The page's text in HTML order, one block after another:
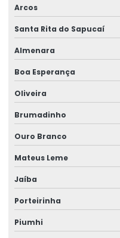
Gestão de ergonomia
Gestão de ntep
Gestão de segurança e
Higiene do trabalho
Higiene ocupacional
Higiene e segurança do
Higiene e segurança no
Impugnação de laudo de
Arcos
Santa Rita do Sapucaí
Almenara
Boa Esperança
Oliveira
Brumadinho
Ouro Branco
Mateus Leme
Jaíba
Porteirinha
Piumhi